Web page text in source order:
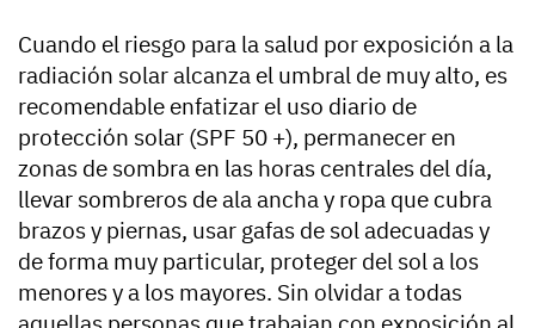
Cuando el riesgo para la salud por exposición a la
radiación solar alcanza el umbral de muy alto, es
recomendable enfatizar el uso diario de
protección solar (SPF 50 +), permanecer en
zonas de sombra en las horas centrales del día,
llevar sombreros de ala ancha y ropa que cubra
brazos y piernas, usar gafas de sol adecuadas y
de forma muy particular, proteger del sol a los
menores y a los mayores. Sin olvidar a todas